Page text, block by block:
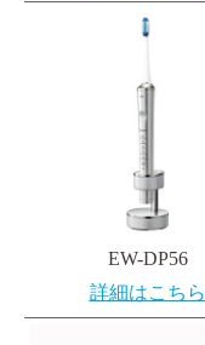
EW-DP56
詳細はこちら